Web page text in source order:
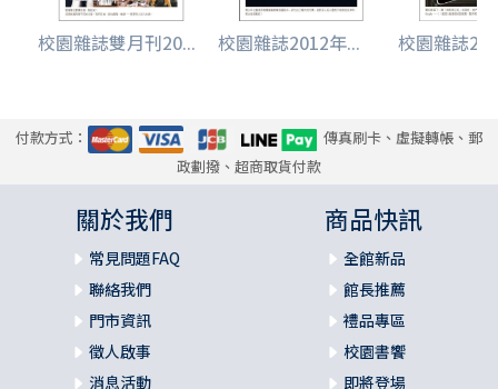
校園雜誌雙月刊20... 校園雜誌2012年... 校園雜誌
付款方式：
傳真刷卡、虛擬轉帳、郵
政劃撥、超商取貨付款
關於我們
常見問題FAQ
聯絡我們
門市資訊
徵人啟事
消息活動
商品快訊
全館新品
館長推薦
禮品專區
校園書饗
即將登場